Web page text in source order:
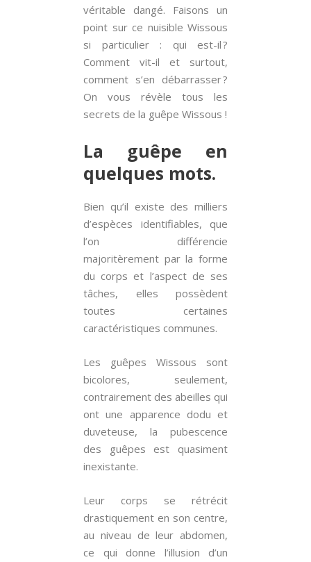
véritable dangé. Faisons un
point sur ce nuisible Wissous
si particulier : qui est-il ?
Comment vit-il et surtout,
comment s’en débarrasser ?
On vous révèle tous les
secrets de la guêpe Wissous !
La guêpe en
quelques mots.
Bien qu’il existe des milliers
d’espèces identifiables, que
l’on différencie
majoritèrement par la forme
du corps et l’aspect de ses
tâches, elles possèdent
toutes certaines
caractéristiques communes.
Les guêpes Wissous sont
bicolores, seulement,
contrairement des abeilles qui
ont une apparence dodu et
duveteuse, la pubescence
des guêpes est quasiment
inexistante.
Leur corps se rétrécit
drastiquement en son centre,
au niveau de leur abdomen,
ce qui donne l’illusion d’un